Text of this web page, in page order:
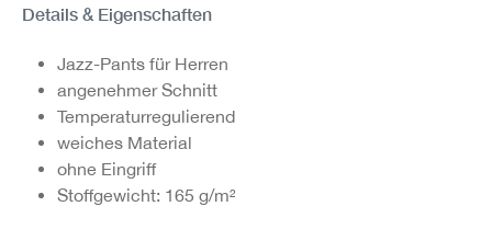
Details & Eigenschaften
Jazz-Pants für Herren
angenehmer Schnitt
Temperaturregulierend
weiches Material
ohne Eingriff
Stoffgewicht: 165 g/m²